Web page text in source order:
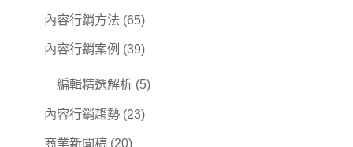
內容行銷方法 (65)
內容行銷案例 (39)
編輯精選解析 (5)
內容行銷趨勢 (23)
商業新聞稿 (20)